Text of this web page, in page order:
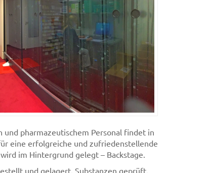
und pharmazeutischem Personal findet in
eine erfolgreiche und zufriedenstellende
im Hintergrund gelegt – Backstage.
und gelagert, Substanzen geprüft,